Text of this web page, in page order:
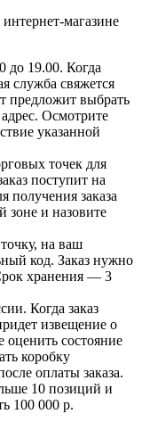
магазине
до 19.00. Когда
служба свяжется
предложит выбрать
Осмотрите
указанной
точек для
поступит на
получения заказа
зоне и назовите
на ваш
код. Заказ нужно
хранения — 3
Когда заказ
извещение о
состояние
коробку
оплаты заказа.
10 позиций и
100 000 р.